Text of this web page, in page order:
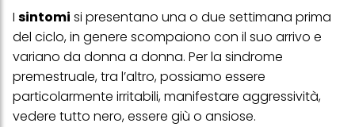
I sintomi si presentano una o due settimana prima
del ciclo, in genere scompaiono con il suo arrivo e
variano da donna a donna. Per la sindrome
premestruale, tra l’altro, possiamo essere
particolarmente irritabili, manifestare aggressività,
vedere tutto nero, essere giù o ansiose.